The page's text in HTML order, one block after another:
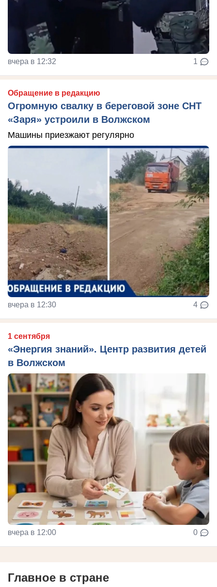
вчера в 12:32 1
Обращение в редакцию
Огромную свалку в береговой зоне СНТ
«Заря» устроили в Волжском
Машины приезжают регулярно
вчера в 12:30 4
1 сентября
«Энергия знаний». Центр развития детей
в Волжском
вчера в 12:00 0
Главное в стране